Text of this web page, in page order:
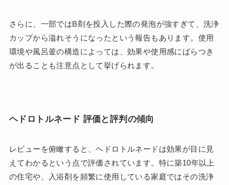
さらに、一部ではB剤を投入した際の発泡が強すぎて、洗浄
カップから溢れそうになったという報告もあります。使用
環境や風呂釜の構造によっては、効果や使用感にばらつき
が出ることも注意点として挙げられます。
ヘドロトルネード 評価と評判の傾向
レビューを俯瞰すると、ヘドロトルネードは効果が目に見
えてわかるという点で評価されています。特に築10年以上
の住宅や、入浴剤を頻繁に使用している家庭ではその洗浄